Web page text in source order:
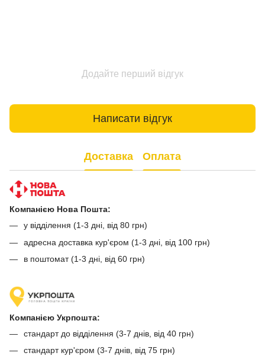
Додайте перший відгук
Написати відгук
Доставка Оплата
Компанією Нова Пошта:
у відділення (1-3 дні, від 80 грн)
адресна доставка кур'єром (1-3 дні, від 100 грн)
в поштомат (1-3 дні, від 60 грн)
Компанією Укрпошта:
стандарт до відділення (3-7 днів, від 40 грн)
стандарт кур'єром (3-7 днів, від 75 грн)